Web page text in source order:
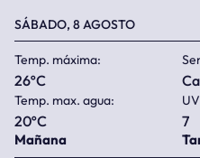
SÁBADO, 8 AGOSTO
Temp. máxima:
26ºC
Temp. max. agua:
20ºC 7
Mañana